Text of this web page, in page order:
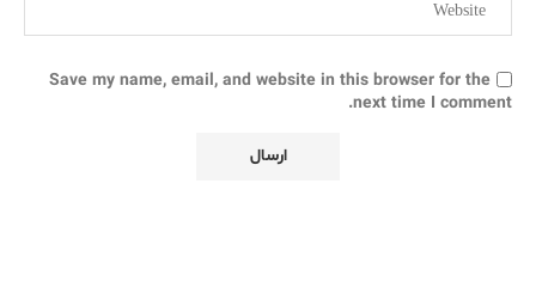
Save my name, email, and website in this browser for the
next time I comment.